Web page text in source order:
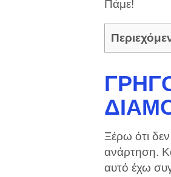
Πάμε!
Ξέρω ότι
ανάρτηση.
αυτό έχω